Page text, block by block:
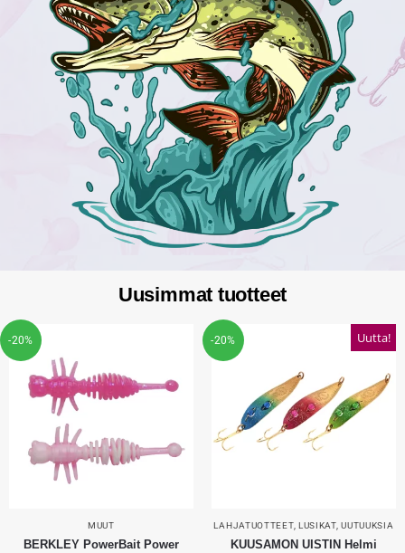
Uusimmat tuotteet
-20%
MUUT
BERKLEY PowerBait Power
-20% Uutta!
LAHJATUOTTEET, LUSIKAT,UUTUUKSIA
KUUSAMON UISTIN Helmi